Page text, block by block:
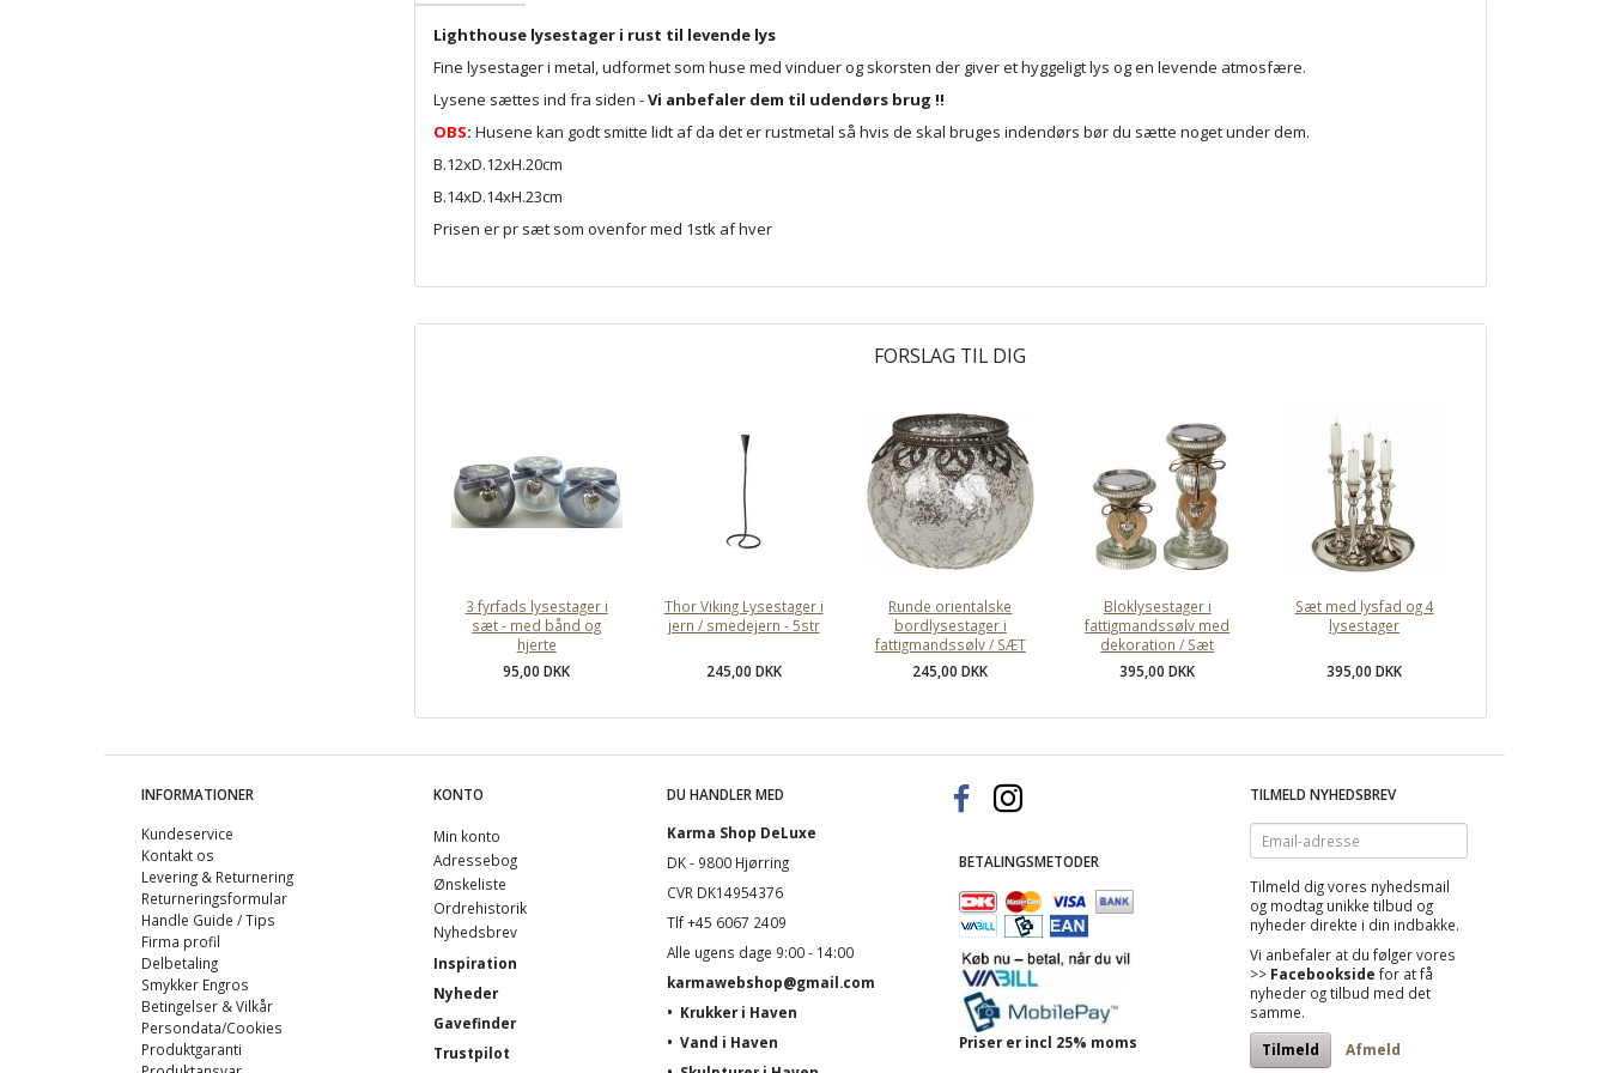
Lighthouse lysestager i rust til levende lys
Fine lysestager i metal, udformet som huse med vinduer og skorsten der giver et hyggeligt lys og en levende atmosfære.
Lysene sættes ind fra siden -Vi anbefaler dem til udendørs brug !!
OBS: Husene kan godt smitte lidt af da det er rustmetal så hvis de skal bruges indendørs bør du sætte noget under dem.
B.12xD.12xH.20cm
B.14xD.14xH.23cm
Prisen er pr sæt som ovenfor med 1stk af hver
FORSLAG TIL DIG
3 fyrfads lysestager i
sæt - med bånd og
hjerte
95,00 DKK
Thor Viking Lysestager i
jern / smedejern - 5str
245,00 DKK
Runde orientalske
bordlysestager i
fattigmandssølv / SÆT
245,00 DKK
Bloklysestager i
fattigmandssølv med
dekoration / Sæt
395,00 DKK
Sæt med lysfad og 4
lysestager
395,00 DKK
INFORMATIONER
Kundeservice
Kontakt os
Levering & Returnering
Returneringsformular
Handle Guide / Tips
Firma profil
Delbetaling
Smykker Engros
Betingelser & Vilkår
Persondata/Cookies
Produktgaranti
KONTO
Min konto
Adressebog
Ønskeliste
Ordrehistorik
Nyhedsbrev
Inspiration
Nyheder
Gavefinder
Trustpilot
DU HANDLER MED
Karma Shop DeLuxe
DK - 9800 Hjørring
CVR DK14954376
Tlf +45 6067 2409
Alle ugens dage 9:00 - 14:00
karmawebshop@gmail.com
• Krukker i Haven
• Vand i Haven
BETALINGSMETODER
Priser er incl 25% moms
TILMELD NYHEDSBREV
Email-
adresse
Tilmeld dig vores nyhedsmail
og modtag unikke tilbud og
nyheder direkte i din indbakke.
Vi anbefaler at du følger vores
>> Facebookside for at få
nyheder og tilbud med det
samme.
Tilmeld Afmeld